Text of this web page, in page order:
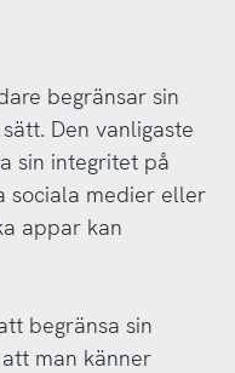
begränsar sin
Den vanligaste
sin integritet på
sociala medier eller
appar kan
begränsa sin
man känner